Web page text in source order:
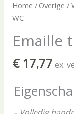
Home / Overige /
WC
Emaille
€17,77 ex.